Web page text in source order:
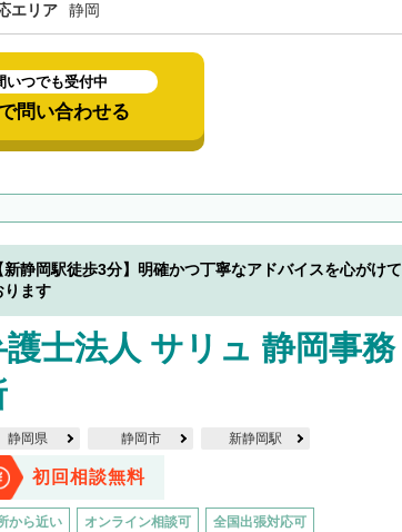
エリア 静岡
いつでも受付中
問い合わせる
新静岡駅徒歩3分】明確かつ丁寧なアドバイスを心がけて
ります
護士法人 サリュ 静岡事務
静岡県 静岡市 新静岡駅
初回相談無料
から近い オンライン相談可 全国出張対応可